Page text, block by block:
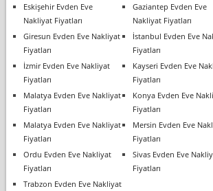
Eskişehir Evden Eve
Nakliyat Fiyatları
Gaziantep Evden Eve
Nakliyat Fiyatları
Giresun Evden Eve Nakliyat
Fiyatları
İstanbul Evden Eve
Fiyatları
İzmir Evden Eve Nakliyat
Fiyatları
Kayseri Evden Eve
Fiyatları
Malatya Evden Eve Nakliyat
Fiyatları
Konya Evden Eve
Fiyatları
Malatya Evden Eve Nakliyat
Fiyatları
Mersin Evden Eve
Fiyatları
Ordu Evden Eve Nakliyat
Fiyatları
Sivas Evden Eve
Fiyatları
Trabzon Evden Eve Nakliyat